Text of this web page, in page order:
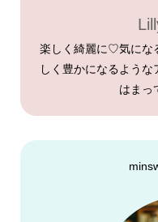
楽しく綺麗に♡気にな
しく豊かになるよう
はまっ